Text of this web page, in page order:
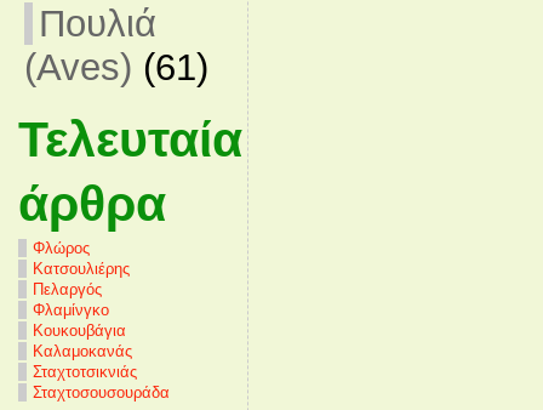
Πουλιά
(Aves) (61)
Τελευταία
άρθρα
Φλώρος
Κατσουλιέρης
Πελαργός
Φλαμίνγκο
Κουκουβάγια
Καλαμοκανάς
Σταχτοτσικνιάς
Σταχτοσουσουράδα